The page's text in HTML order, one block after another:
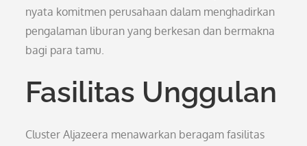
nyata komitmen perusahaan dalam menghadirkan
pengalaman liburan yang berkesan dan bermakna
bagi para tamu.
Fasilitas Unggulan
Cluster Aljazeera menawarkan beragam fasilitas